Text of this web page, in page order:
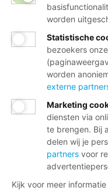
Neem contact
Vragen over
Vragen over
Meld je aan voor
worden
Statistische
bezoekers
worden
externe
Marketing
diensten via
te brengen. Bij
delen wij je
partners voor
Kijk voor meer informatie